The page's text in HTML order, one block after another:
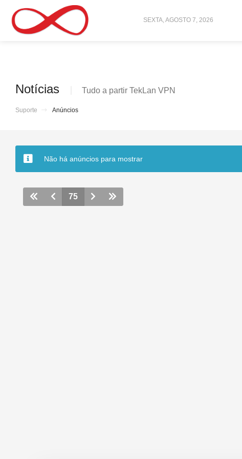
SEXTA, AGOSTO 7, 2026
Notícias Tudo a partir TekLan VPN
Suporte Anúncios
Não há anúncios para mostrar
75